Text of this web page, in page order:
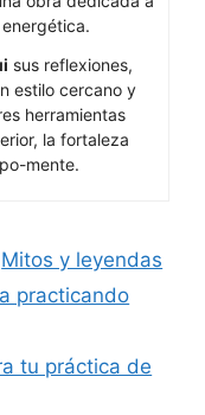
sus reflexiones,
estilo cercano y
herramientas
la fortaleza
mente.
Mitos y leyendas
practicando
tu práctica de